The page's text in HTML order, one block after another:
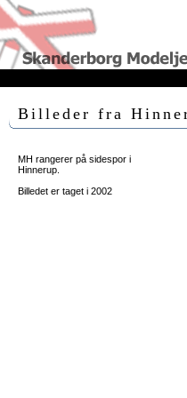
Billeder fra
MH rangerer på sidespor i
Hinnerup.
Billedet er taget i 2002